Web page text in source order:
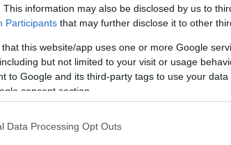
This information may also be disclosed by us to
Participants that may further disclose it to other
that this website/app uses one or more Google
but not limited to your visit or usage
to Google and its third-party tags to use your
consent section.
Data Processing Opt Outs